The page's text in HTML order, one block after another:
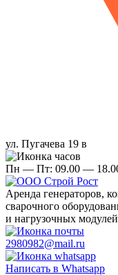
ул. Пугачева 19 в
Пн — Пт: 09.00 —
Аренда генераторов,
сварочного
и нагрузочных модулей
2980982@mail.ru
Написать в Whatsapp